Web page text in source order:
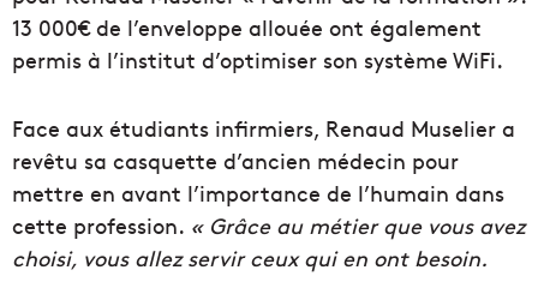
13 000€ de l’enveloppe allouée ont également
permis à l’institut d’optimiser son système WiFi.
Face aux étudiants infirmiers, Renaud Muselier a
revêtu sa casquette d’ancien médecin pour
mettre en avant l’importance de l’humain dans
cette profession. « Grâce au métier que vous avez
choisi, vous allez servir ceux qui en ont besoin.